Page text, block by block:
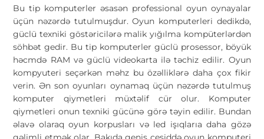
Bu tip komputerler əsasən professional oyun oynayalar
üçün nəzərdə tutulmuşdur. Oyun komputerleri dedikdə,
güclü texniki göstəricilərə malik yığılma kompüterlərdən
söhbət gedir. Bu tip komputerler güclü prosessor, böyük
həcmdə RAM və güclü videokarta ilə təchiz edilir. Oyun
kompyuteri seçərkən məhz bu özəlliklərə daha çox fikir
verin. Ən son oyunları oynamaq üçün nəzərdə tutulmuş
komputer qiymetleri müxtəlif cür olur. Komputer
qiymetleri onun texniki gücünə görə təyin edilir. Bundan
əlavə olaraq oyun korpusları və led işıqlarıa daha gözə